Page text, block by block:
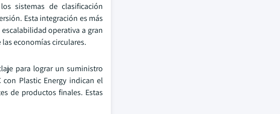
sistemas de clasificación
Esta integración es más
operativa a gran
economías circulares.
para lograr un suministro
Plastic Energy indican el
de productos finales. Estas